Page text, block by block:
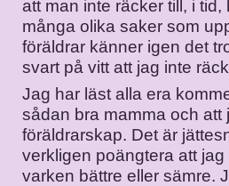
att man inte räcker till, i
många olika saker som
föräldrar känner igen det
svart på vitt att jag inte
Jag har läst alla era
sådan bra mamma och att
föräldrarskap. Det är
verkligen poängtera att
varken bättre eller sämre.